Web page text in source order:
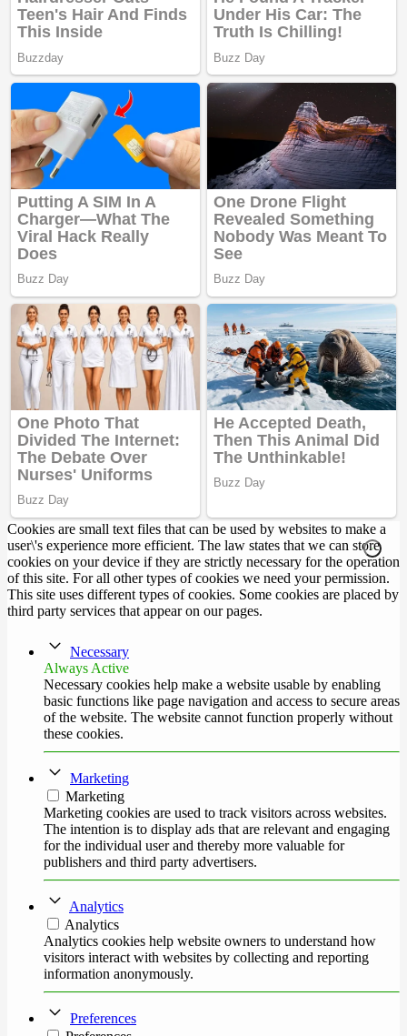
Cookies are small text files that can be used by websites to make a
user\'s experience more efficient. The law states that we can store
cookies on your device if they are strictly necessary for the operation
of this site. For all other types of cookies we need your permission.
This site uses different types of cookies. Some cookies are placed by
third party services that appear on our pages.
Necessary
Always Active
Necessary cookies help make a website usable by enabling
basic functions like page navigation and access to secure areas
of the website. The website cannot function properly without
these cookies.
Marketing
Marketing
Marketing cookies are used to track visitors across websites.
The intention is to display ads that are relevant and engaging
for the individual user and thereby more valuable for
publishers and third party advertisers.
Analytics
Analytics
Analytics cookies help website owners to understand how
visitors interact with websites by collecting and reporting
information anonymously.
Preferences